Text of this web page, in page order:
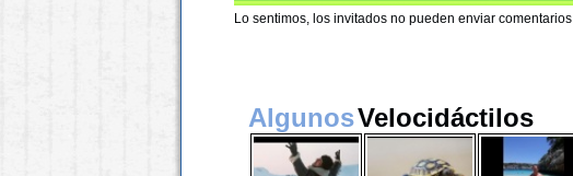
Lo sentimos, los invitados no pueden enviar comentarios |
AlgunosVelocidáctilos